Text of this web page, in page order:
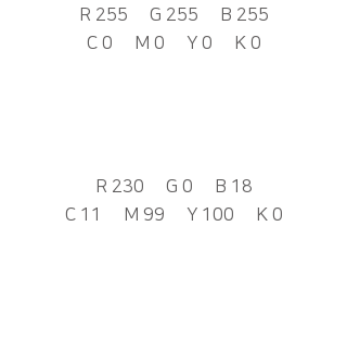
R 255 G 255 B 255
C 0 M 0 Y 0 K 0
R 230 G 0 B 18
C 11 M 99 Y 100 K 0